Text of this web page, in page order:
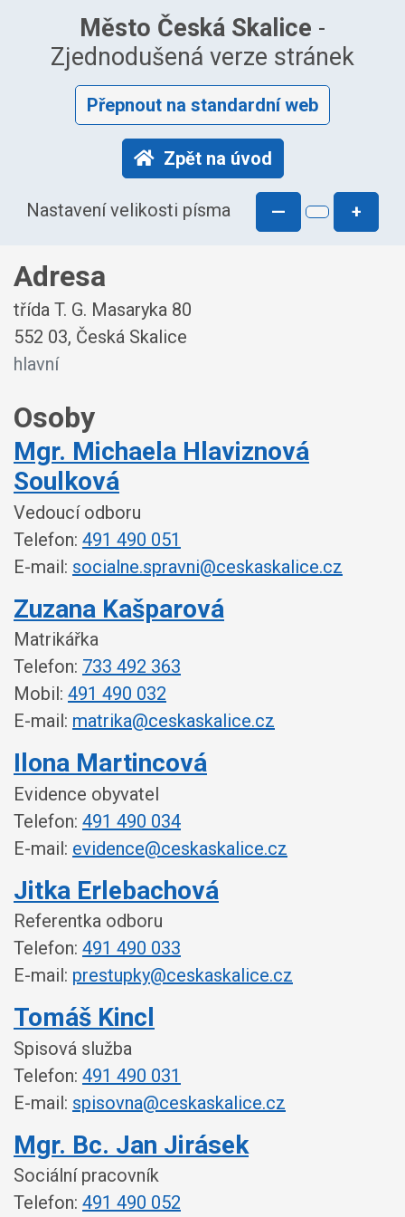
Město Česká Skalice -
Zjednodušená verze stránek
Přepnout na standardní web
Zpět na úvod
Nastavení velikosti písma — +
Adresa
třída T. G. Masaryka 80
552 03, Česká Skalice
hlavní
Osoby
Mgr. Michaela Hlaviznová
Soulková
Vedoucí odboru
Telefon: 491 490 051
E-mail: socialne.spravni@ceskaskalice.cz
Zuzana Kašparová
Matrikářka
Telefon: 733 492 363
Mobil: 491 490 032
E-mail: matrika@ceskaskalice.cz
Ilona Martincová
Evidence obyvatel
Telefon: 491 490 034
E-mail: evidence@ceskaskalice.cz
Jitka Erlebachová
Referentka odboru
Telefon: 491 490 033
E-mail: prestupky@ceskaskalice.cz
Tomáš Kincl
Spisová služba
Telefon: 491 490 031
E-mail: spisovna@ceskaskalice.cz
Mgr. Bc. Jan Jirásek
Sociální pracovník
Telefon: 491 490 052